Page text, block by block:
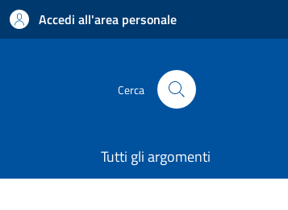
Accedi all'area personale
Cerca
Tutti gli argomenti